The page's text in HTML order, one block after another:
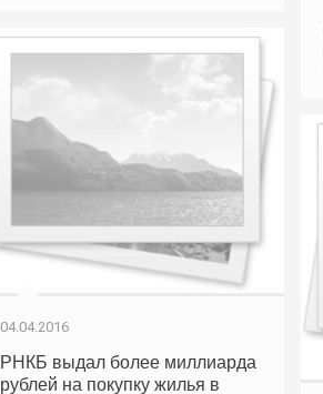
04.04.2016
РНКБ выдал более миллиарда
рублей на покупку жилья в